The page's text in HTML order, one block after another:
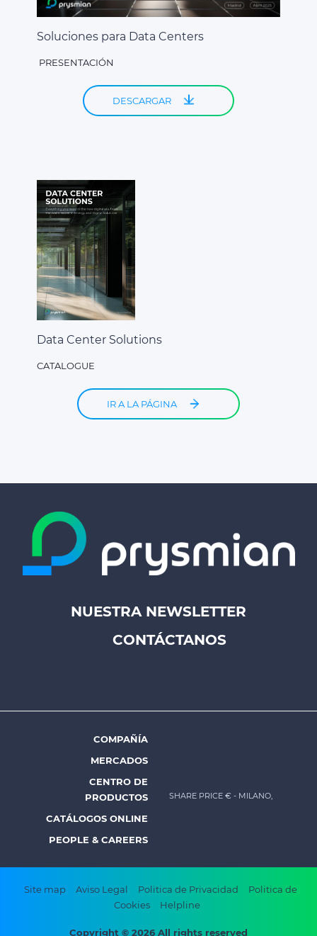
Soluciones para Data Centers
PRESENTACIÓN
DESCARGAR
Data Center Solutions
CATALOGUE
IR A LA PÁGINA
Footer
Prysmian
NUESTRA NEWSLETTER
CONTÁCTANOS
Footer
menu
Prysmian
COMPAÑÍA
MERCADOS
CENTRO DE
PRODUCTOS
CATÁLOGOS ONLINE
PEOPLE & CAREERS
SHARE PRICE € - MILANO,
Footer
Site map Aviso Legal Politica de Privacidad
Politica de
Cookies
Helpline
Copyright © 2026 All rights reserved